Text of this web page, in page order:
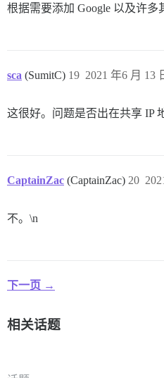
根据需要添加 Google 以及许多
sca (SumitC) 2021 年6 月 13
19
这很好。问题是否出在共享 IP
CaptainZac (CaptainZac) 20
不。\n
下一页 →
相关话题